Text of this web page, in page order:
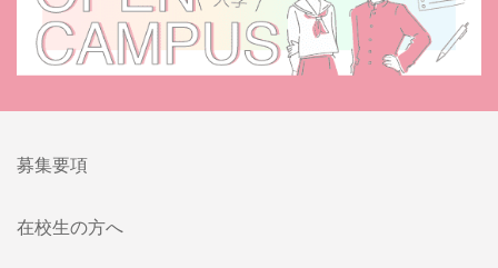
募集要項
在校生の方へ